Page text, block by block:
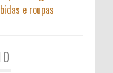
e roupas